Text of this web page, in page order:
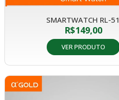
SMARTWATCH RL-51
R$149,00
VER PRODUTO